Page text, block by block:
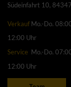
Südeinfahrt 10,
Verkauf Mo.-Do.
12:00 Uhr
Service Mo.-Do.
12:00 Uhr